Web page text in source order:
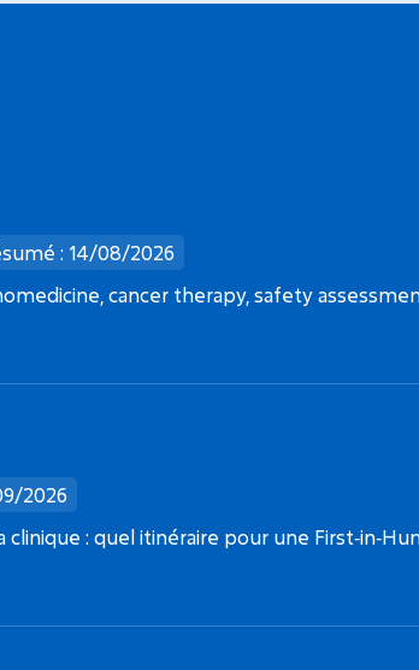
Date limite dépôt dossier : 09/09/2026
Projets Fondation ARC 2026
: 14/08/2026
cancer therapy, safety
2026
clinique : quel itinéraire pour une